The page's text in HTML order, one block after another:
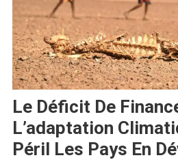
Le Déficit De
L’adaptation
Péril Les Pays En